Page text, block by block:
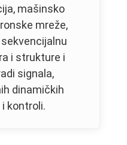
mašinsko
mreže,
i strukture i
signala,
dinamičkih
kontroli.